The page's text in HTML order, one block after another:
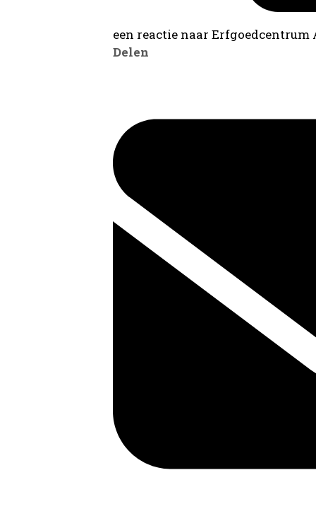
een reactie naar
Delen